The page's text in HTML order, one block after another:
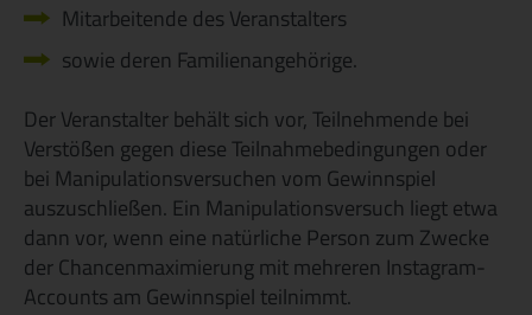
Mitarbeitende des Veranstalters
sowie deren Familienangehörige.
Der Veranstalter behält sich vor, Teilnehmende bei
Verstößen gegen diese Teilnahmebedingungen oder
bei Manipulationsversuchen vom Gewinnspiel
auszuschließen. Ein Manipulationsversuch liegt etwa
dann vor, wenn eine natürliche Person zum Zwecke
der Chancenmaximierung mit mehreren Instagram-
Accounts am Gewinnspiel teilnimmt.